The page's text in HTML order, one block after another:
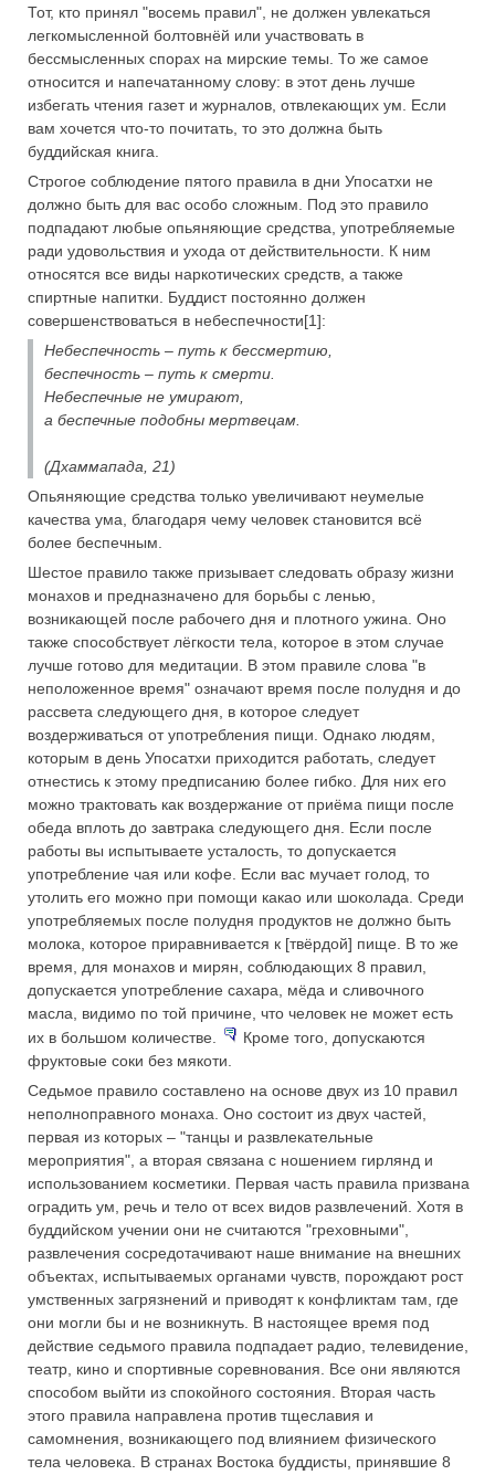
Тот, кто принял "восемь правил", не должен увлекаться
легкомысленной болтовнёй или участвовать в
бессмысленных спорах на мирские темы. То же самое
относится и напечатанному слову: в этот день лучше
избегать чтения газет и журналов, отвлекающих ум. Если
вам хочется что-то почитать, то это должна быть
буддийская книга.
Строгое соблюдение пятого правила в дни Упосатхи не
должно быть для вас особо сложным. Под это правило
подпадают любые опьяняющие средства, употребляемые
ради удовольствия и ухода от действительности. К ним
относятся все виды наркотических средств, а также
спиртные напитки. Буддист постоянно должен
совершенствоваться в небеспечности[1]:
Небеспечность – путь к бессмертию,
беспечность – путь к смерти.
Небеспечные не умирают,
а беспечные подобны мертвецам.
(Дхаммапада, 21)
Опьяняющие средства только увеличивают неумелые
качества ума, благодаря чему человек становится всё
более беспечным.
Шестое правило также призывает следовать образу жизни
монахов и предназначено для борьбы с ленью,
возникающей после рабочего дня и плотного ужина. Оно
также способствует лёгкости тела, которое в этом случае
лучше готово для медитации. В этом правиле слова "в
неположенное время" означают время после полудня и до
рассвета следующего дня, в которое следует
воздерживаться от употребления пищи. Однако людям,
которым в день Упосатхи приходится работать, следует
отнестись к этому предписанию более гибко. Для них его
можно трактовать как воздержание от приёма пищи после
обеда вплоть до завтрака следующего дня. Если после
работы вы испытываете усталость, то допускается
употребление чая или кофе. Если вас мучает голод, то
утолить его можно при помощи какао или шоколада. Среди
употребляемых после полудня продуктов не должно быть
молока, которое приравнивается к [твёрдой] пище. В то же
время, для монахов и мирян, соблюдающих 8 правил,
допускается употребление сахара, мёда и сливочного
масла, видимо по той причине, что человек не может есть
их в большом количестве.
Кроме того, допускаются
фруктовые соки без мякоти.
Седьмое правило составлено на основе двух из 10 правил
неполноправного монаха. Оно состоит из двух частей,
первая из которых – "танцы и развлекательные
мероприятия", а вторая связана с ношением гирлянд и
использованием косметики. Первая часть правила призвана
оградить ум, речь и тело от всех видов развлечений. Хотя в
буддийском учении они не считаются "греховными",
развлечения сосредотачивают наше внимание на внешних
объектах, испытываемых органами чувств, порождают рост
умственных загрязнений и приводят к конфликтам там, где
они могли бы и не возникнуть. В настоящее время под
действие седьмого правила подпадает радио, телевидение,
театр, кино и спортивные соревнования. Все они являются
способом выйти из спокойного состояния. Вторая часть
этого правила направлена против тщеславия и
самомнения, возникающего под влиянием физического
тела человека. В странах Востока буддисты, принявшие 8